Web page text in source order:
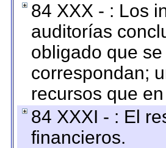
84 XXX - : Los
auditorías
obligado que
correspondan;
recursos que
84 XXXI - : El
financieros.